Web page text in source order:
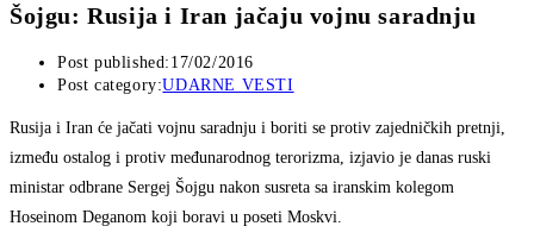
Šojgu: Rusija i Iran jačaju vojnu saradnju
Post published: 17/02/2016
Post category:UDARNE VESTI
Rusija i Iran će jačati vojnu saradnju i boriti se protiv zajedničkih pretnji,
između ostalog i protiv međunarodnog terorizma, izjavio je danas ruski
ministar odbrane Sergej Šojgu nakon susreta sa iranskim kolegom
Hoseinom Deganom koji boravi u poseti Moskvi.